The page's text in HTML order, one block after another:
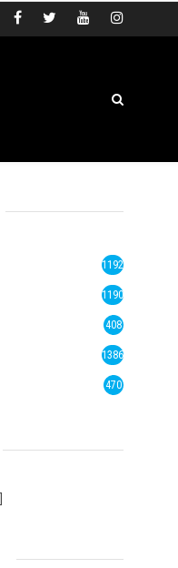
1192
1190
408
1386
470